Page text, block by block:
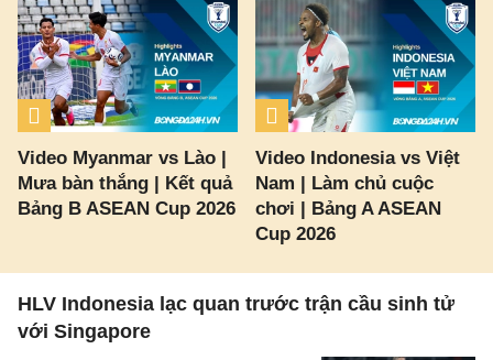
Video Myanmar vs Lào |
Mưa bàn thắng | Kết quả
Bảng B ASEAN Cup 2026
Video Indonesia vs Việt
Nam | Làm chủ cuộc
chơi | Bảng A ASEAN
Cup 2026
HLV Indonesia lạc quan trước trận cầu sinh tử
với Singapore